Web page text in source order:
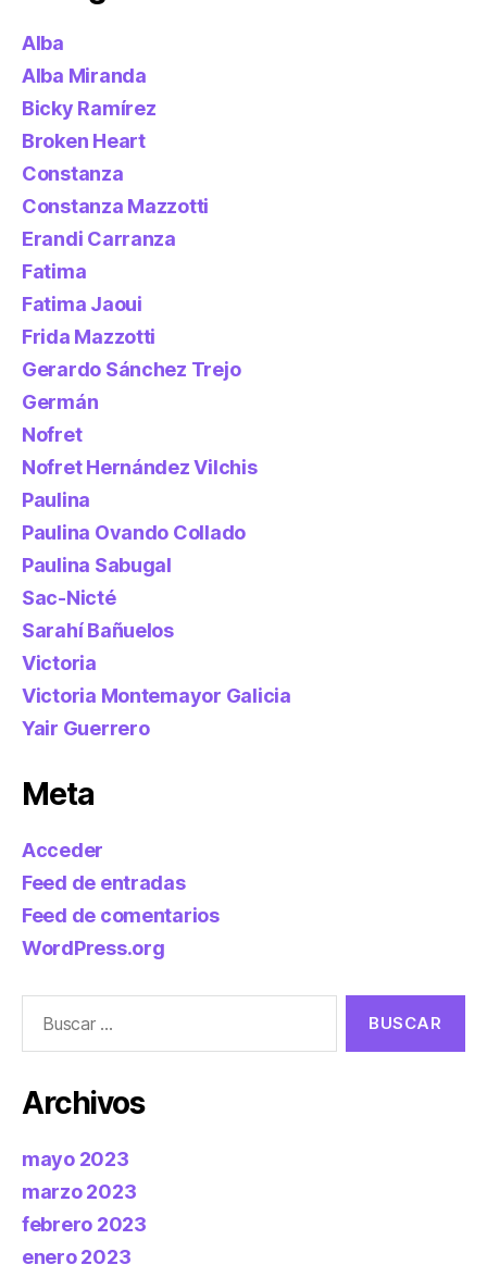
Alba
Alba Miranda
Bicky Ramírez
Broken Heart
Constanza
Constanza Mazzotti
Erandi Carranza
Fatima
Fatima Jaoui
Frida Mazzotti
Gerardo Sánchez Trejo
Germán
Nofret
Nofret Hernández Vilchis
Paulina
Paulina Ovando Collado
Paulina Sabugal
Sac-Nicté
Sarahí Bañuelos
Victoria
Victoria Montemayor Galicia
Yair Guerrero
Meta
Acceder
Feed de entradas
Feed de comentarios
WordPress.org
Archivos
mayo 2023
marzo 2023
febrero 2023
enero 2023